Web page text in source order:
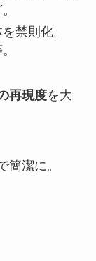
禁則化。
再現度を大
簡潔に。